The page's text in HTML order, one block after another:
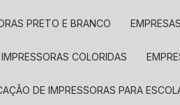
PRETO E BRANCO
COLORIDAS
DE IMPRESSORAS PARA